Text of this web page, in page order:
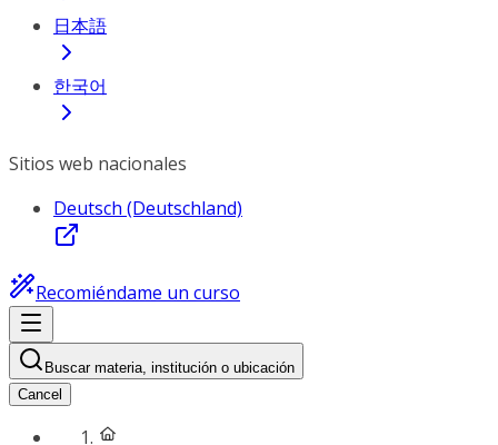
日本語
한국어
Sitios web nacionales
Deutsch (Deutschland)
Recomiéndame un curso
Buscar materia, institución o ubicación
Cancel